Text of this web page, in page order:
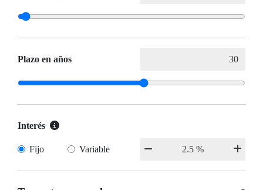
Plazo en años
Interés
Fijo Variable